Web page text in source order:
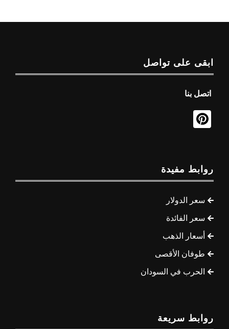
ابقى على تواصل
اتصل بنا
روابط مفيدة
سعر الدولار
سعر الفائدة
أسعار الذهب
طوفان الأقصى
الحرب في السودان
روابط سريعة